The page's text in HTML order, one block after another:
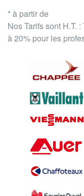
* à partir de
Nos Tarifs sont H.T.
à 20% pour les